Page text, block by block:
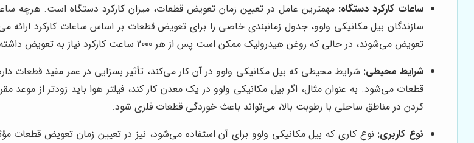
ساعات کارکرد دستگاه: مهمترین عامل در تعیین زمان تعویض قطعات، میزان کارکرد دستگاه است. هرچه
تعویض می‌شوند، در حالی که روغن هیدرولیک ممکن است پس از هر 2000 ساعت کارکرد نیاز به تعویض داشته باشد.
شرایط محیطی: شرایط محیطی که بیل مکانیکی ولوو در آن کار می‌کند، تأثیر بسزایی در عمر مفید قطعات
قطعات می‌شود. به عنوان مثال، اگر بیل مکانیکی ولوو در یک معدن کار کند، فیلتر هوا باید زودتر از موعد
کردن در مناطق ساحلی با رطوبت بالا، می‌تواند باعث خوردگی قطعات فلزی شود.
نوع کاربری: نوع کاری که بیل مکانیکی ولوو برای آن استفاده می‌شود، نیز در تعیین زمان تعویض قطعات